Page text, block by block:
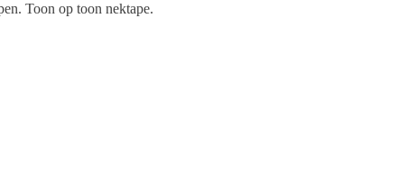
Toon op toon nektape.